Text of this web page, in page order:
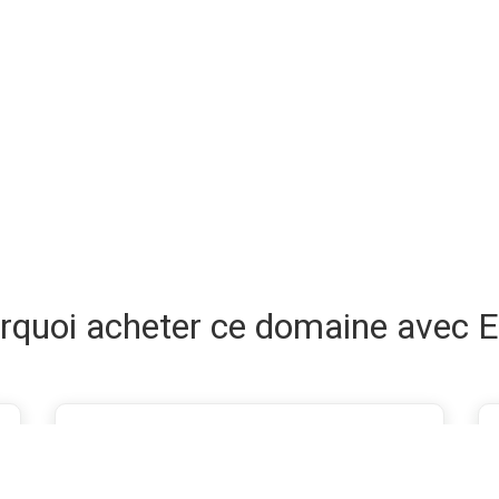
acheter ce domaine avec